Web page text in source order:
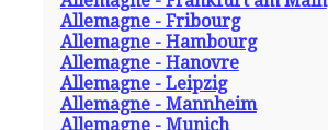
Allemagne - Fribourg
Allemagne - Hambourg
Allemagne - Hanovre
Allemagne - Leipzig
Allemagne - Mannheim
Allemagne - Munich